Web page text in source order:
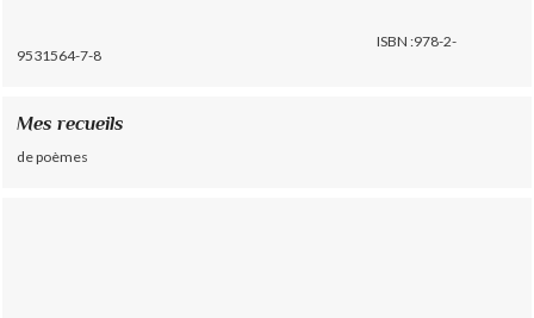
ISBN :978-2-
9531564-7-8
Mes recueils
de poèmes